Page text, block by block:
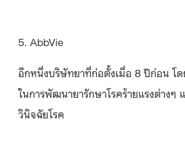
5. AbbVie
อีกหนึ่งบริษัทยาที่ก่อตั้งเมื่อ 8 ปีก่อน โด
ในการพัฒนายารักษาโรคร้ายแรงต่างๆ
วินิจฉัยโรค